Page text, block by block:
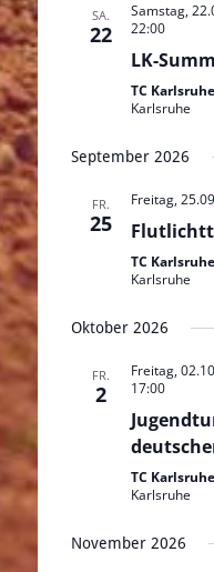
SA.
22
Samstag,
22:00
LK-
TC
Karlsruhe
September 2026
FR.
25
Freitag,
TC
Karlsruhe
Oktober 2026
FR.
2
Freitag,
17:00
TC
Karlsruhe
November 2026